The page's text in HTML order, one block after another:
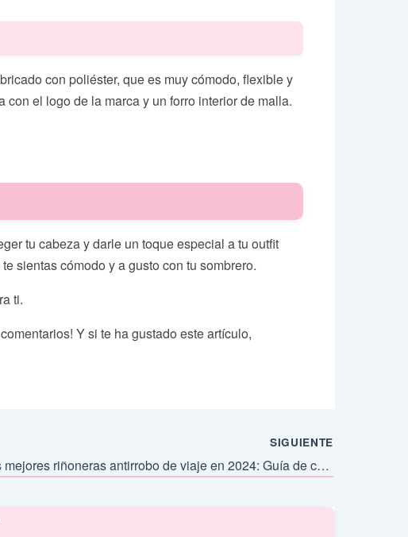
con poliéster, que es muy cómodo, flexible y
el logo de la marca y un forro interior de malla.
tu cabeza y darle un toque especial a tu outfit
sientas cómodo y a gusto con tu sombrero.
ti.
Y si te ha gustado este artículo,
SIGUIENTE
Las mejores riñoneras antirrobo de viaje en 2024: Guía de compra